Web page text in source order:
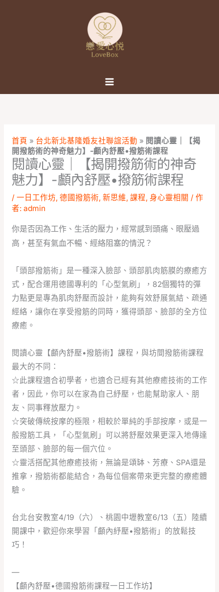
首頁 » 台北新北基隆婚友社聯誼活動 » 閱讀心靈｜【揭
開撥筋術的神奇魅力】-顱內舒壓•撥筋術課程
閱讀心靈｜【揭開撥筋術的神奇
魅力】-顱內舒壓•撥筋術課程
/ 一日工作坊, 德國撥筋術, 新思維, 課程, 身心靈相關 / 作
者: admin
你是否因為工作、生活的壓力，經常感到頭痛、眼壓過
高，甚至有氣血不暢、經絡阻塞的情況？
「頭部撥筋術」是一種深入臉部、頭部肌肉筋膜的療癒方
式，配合運用德國專利的「心型氣刷」，82個獨特的彈
力點更是專為肌肉舒壓而設計，能夠有效舒展氣結、疏通
經絡，讓你在享受撥筋的同時，獲得頭部、臉部的全方位
療癒。
閱讀心靈【顱內舒壓•撥筋術】課程，與坊間撥筋術課程
最大的不同：
☆此課程適合初學者，也適合已經有其他療癒技術的工作
者，因此，你可以在家為自己紓壓，也能幫助家人、朋
友、同事釋放壓力。
☆突破傳統按摩的極限，相較於單純的手部按摩，或是一
般撥筋工具，「心型氣刷」可以將舒壓效果更深入地傳達
至頭部、臉部的每一個穴位。
☆靈活搭配其他療癒技術，無論是頌缽、芳療、SPA還是
推拿，撥筋術都能結合，為每位個案帶來更完整的療癒體
驗。
台北台安教室4/19（六）、桃園中壢教室6/13（五）陸續
開課中，歡迎你來學習「顱內紓壓•撥筋術」的放鬆技
巧！
—
【顱內舒壓•德國撥筋術課程一日工作坊】